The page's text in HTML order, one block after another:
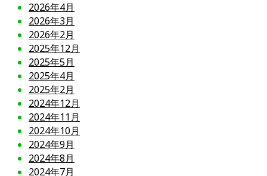
2026年4月
2026年3月
2026年2月
2025年12月
2025年5月
2025年4月
2025年2月
2024年12月
2024年11月
2024年10月
2024年9月
2024年8月
2024年7月